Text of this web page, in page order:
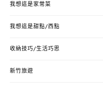
我想這是家常菜
我想這是甜點/西點
收納技巧/生活巧思
新竹旅遊